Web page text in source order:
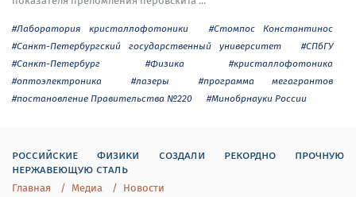
#Лаборатория кристаллофотоники
#Стомпос Константинос
#Санкт-Петербургский государственный университет
#СПбГУ
#Санкт-Петербург
#Физика
#кристаллофотоника
#оптоэлектроника
#лазеры
#программа мегагрантов
#постановление Правительства №220
#Минобрнауки России
российские физики создали рекордно прочную
нержавеющую сталь
Главная Медиа
Новости